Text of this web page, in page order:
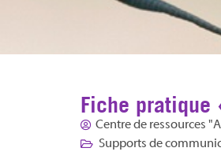
Fiche pratique
Centre de ressources
Supports de